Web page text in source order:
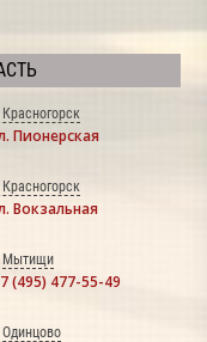
Красногорск
Пионерская
Красногорск
Вокзальная
Мытищи
(495) 477-55-49
Одинцово